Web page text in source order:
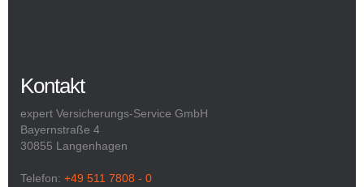
Kontakt
expert Versicherungs-Service GmbH
Bayernstraße 4
30855 Langenhagen
Telefon: +49 511 7808 - 0